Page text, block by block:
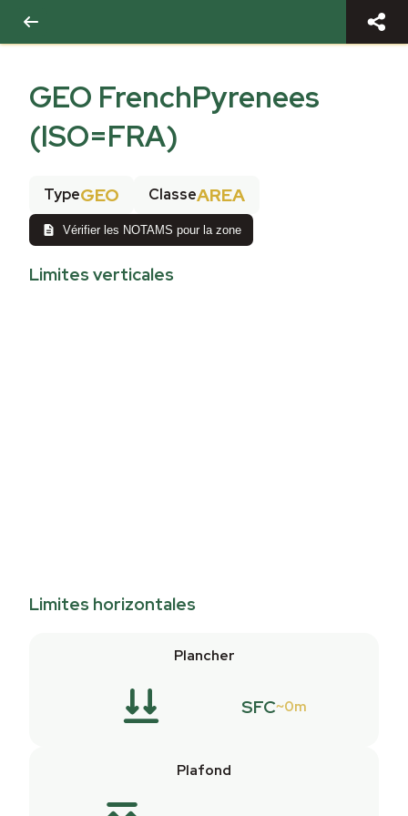
GEO FrenchPyrenees
(ISO=FRA)
TypeGEO ClasseAREA
Vérifier les NOTAMS pour la zone
Limites verticales
Limites horizontales
Plancher
SFC 0m
Plafond